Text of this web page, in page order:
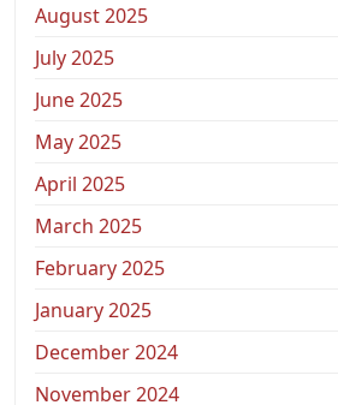
August 2025
July 2025
June 2025
May 2025
April 2025
March 2025
February 2025
January 2025
December 2024
November 2024